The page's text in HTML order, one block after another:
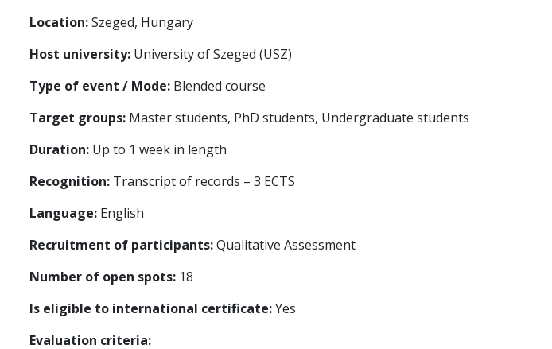
Location:Szeged, Hungary
Host university: University of Szeged (USZ)
Type of event / Mode: Blended course
Target groups: Master students, PhD students, Undergraduate students
Duration: Up to 1 week in length
Recognition: Transcript of records – 3 ECTS
Language: English
Recruitment of participants:Qualitative Assessment
Number of open spots: 18
Is eligible to international certificate:Yes
Evaluation criteria: